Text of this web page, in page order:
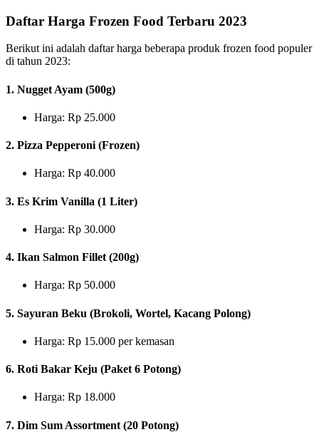
Daftar Harga Frozen Food Terbaru 2023
Berikut ini adalah daftar harga beberapa produk frozen food populer
di tahun 2023:
1. Nugget Ayam (500g)
Harga: Rp 25.000
2. Pizza Pepperoni (Frozen)
Harga: Rp 40.000
3. Es Krim Vanilla (1 Liter)
Harga: Rp 30.000
4. Ikan Salmon Fillet (200g)
Harga: Rp 50.000
5. Sayuran Beku (Brokoli, Wortel, Kacang Polong)
Harga: Rp 15.000 per kemasan
6. Roti Bakar Keju (Paket 6 Potong)
Harga: Rp 18.000
7. Dim Sum Assortment (20 Potong)